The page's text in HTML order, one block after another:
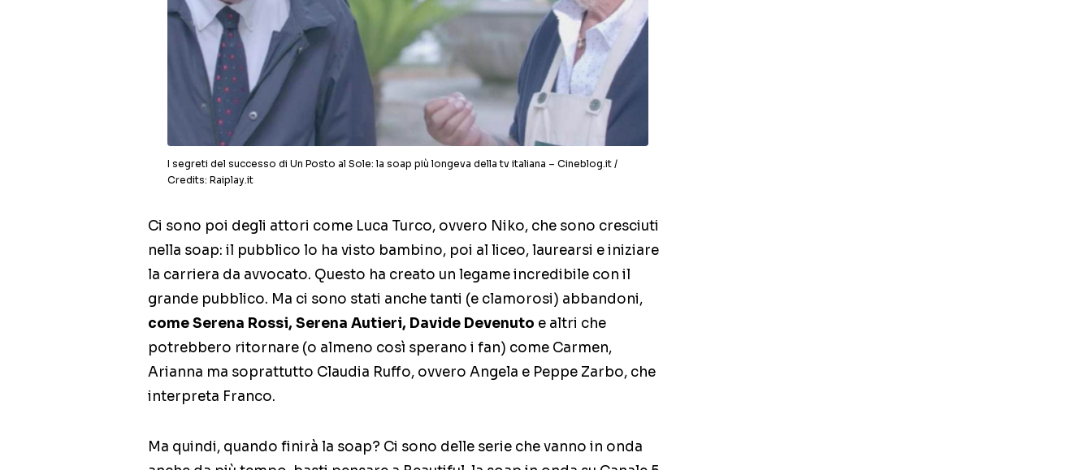
I segreti del successo di Un Posto al Sole: la soap più longeva della tv italiana – Cineblog.it /
Credits: Raiplay.it
Ci sono poi degli attori come Luca Turco, ovvero Niko, che sono cresciuti
nella soap: il pubblico lo ha visto bambino, poi al liceo, laurearsi e iniziare
la carriera da avvocato. Questo ha creato un legame incredibile con il
grande pubblico. Ma ci sono stati anche tanti (e clamorosi) abbandoni,
come Serena Rossi, Serena Autieri, Davide Devenuto e altri che
potrebbero ritornare (o almeno così sperano i fan) come Carmen,
Arianna ma soprattutto Claudia Ruffo, ovvero Angela e Peppe Zarbo, che
interpreta Franco.
Ma quindi, quando finirà la soap? Ci sono delle serie che vanno in onda